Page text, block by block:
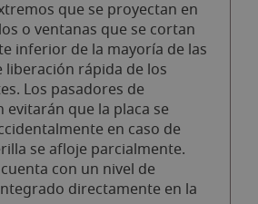
que se proyectan en
o ventanas que se cortan
inferior de la mayoría de las
liberación rápida de los
Los pasadores de
evitarán que la placa se
en caso de
se afloje parcialmente.
con un nivel de
directamente en la